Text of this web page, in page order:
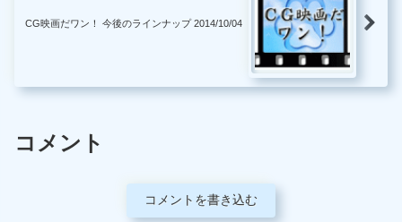
CG映画だワン！ 今後のラインナップ 2014/10/04
コメント
コメントを書き込む